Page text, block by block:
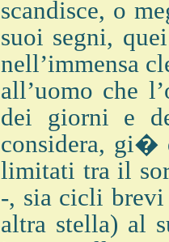
scandisce, o
suoi segni,
nell’immensa
all’uomo che
dei giorni e
considera, gi�
limitati tra il
-, sia cicli
altra stella) al